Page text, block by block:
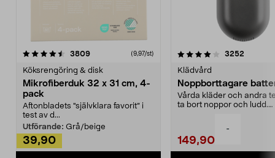
-
3809recensioner (9,97/st)
Köksrengöring & disk
Mikrofiberduk 32 x 31 cm, 4-
pack
Aftonbladets "självklara favorit” i
test av d...
Utförande: Grå/beige
39,90
4.0av 5 stjärnor 3252
Klädvård
Noppborttagare
Vårda kläder och andra
ta bort noppor och ludd.
149,90
4.5av 5 stjärnor